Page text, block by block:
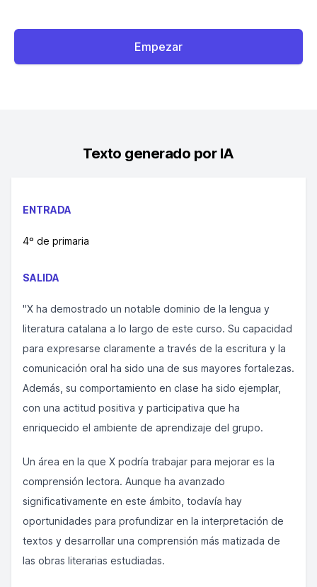
Empezar
Texto generado por IA
ENTRADA
4º de primaria
SALIDA
"X ha demostrado un notable dominio de la lengua y
literatura catalana a lo largo de este curso. Su capacidad
para expresarse claramente a través de la escritura y la
comunicación oral ha sido una de sus mayores fortalezas.
Además, su comportamiento en clase ha sido ejemplar,
con una actitud positiva y participativa que ha
enriquecido el ambiente de aprendizaje del grupo.
Un área en la que X podría trabajar para mejorar es la
comprensión lectora. Aunque ha avanzado
significativamente en este ámbito, todavía hay
oportunidades para profundizar en la interpretación de
textos y desarrollar una comprensión más matizada de
las obras literarias estudiadas.